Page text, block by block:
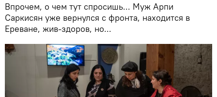
Впрочем, о чем тут спросишь... Муж Арпи
Саркисян уже вернулся с фронта, находится в
Ереване, жив-здоров, но...